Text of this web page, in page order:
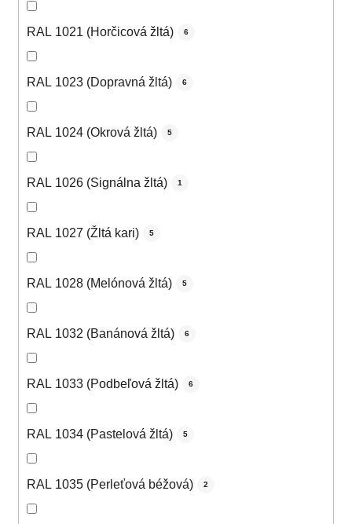
RAL 1021 (Horčicová žltá) 6
RAL 1023 (Dopravná žltá) 6
RAL 1024 (Okrová žltá) 5
RAL 1026 (Signálna žltá) 1
RAL 1027 (Žltá kari) 5
RAL 1028 (Melónová žltá) 5
RAL 1032 (Banánová žltá) 6
RAL 1033 (Podbeľová žltá) 6
RAL 1034 (Pastelová žltá) 5
RAL 1035 (Perleťová béžová) 2